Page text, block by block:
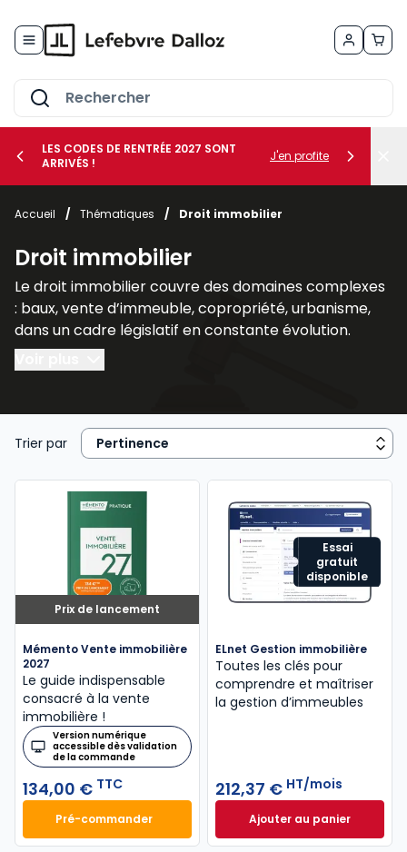
le sous-menu Vos métiers
le sous-menu Vos besoins
LES CODES DE RENTRÉE 2027 SONT
ARRIVÉS !
J'en profite
Accueil / Thématiques / Droit immobilier
Droit immobilier
Le droit immobilier couvre des domaines complexes
: baux, vente d’immeuble, copropriété, urbanisme,
dans un cadre législatif en constante évolution.
Nos publications spécialisées en droit immobilier, tel
ImmobilierouRDI - Urbanisme, Construction, le
Mémento Gestion immobili
immobilière, les Dalloz ActionDroit et pratique des
baux d’habitation,Droit et pratique des baux
commerciaux, le Code des baux,Code de la
copropriétéoffrent une veille juridique efficace aux
avocats, notaires, agents immobiliers, juristes et
étudiants.
Trier par
Prix de lancement
Mémento Vente immobilière
2027
Le guide indispensable
consacré à la vente
immobilière !
Version numérique
accessible dès validation
de la commande
134,00 € TTC
Pré-commanderMémento Vente immobilière 2027 à 134,00 € TTC
Essai
gratuit
disponible
ELnet Gestion immobilière
Toutes les clés pour
comprendre et maîtriser
la gestion d’immeubles
212,37 € HT/mois
Ajouter au panier
ELnet Gestion